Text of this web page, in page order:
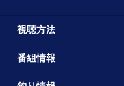
視聴方法
番組情報